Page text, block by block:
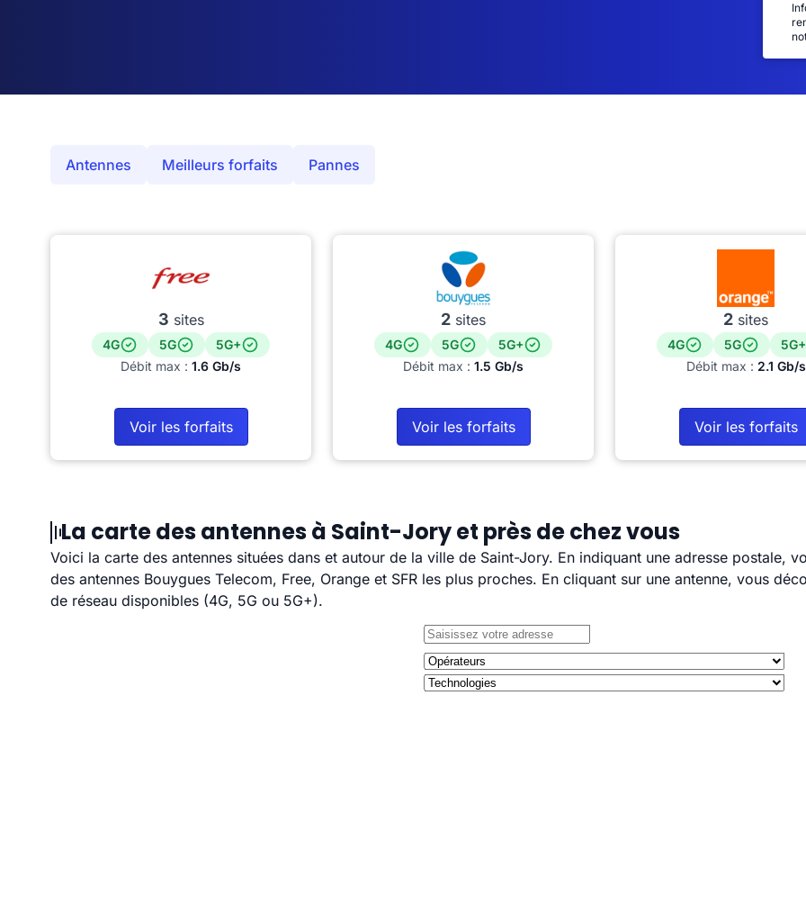
Antennes Meilleurs forfaits Pannes
3 sites
4G 5G
5G+
Débit max : 1.6 Gb/s
Voir les forfaits
2 sites
4G 5G
5G+
Débit max : 1.5 Gb/s
Voir les forfaits
2 sites
4G 5G
5G+
Débit max : 2.1 Gb/s
Voir les forfaits
La carte des antennes à Saint-Jory et près de chez vous
Voici la carte des antennes situées dans et autour de la ville de Saint-Jory. En indiquant une adresse postale,
des antennes Bouygues Telecom, Free, Orange et SFR les plus proches. En cliquant sur une antenne, vous
de réseau disponibles (4G, 5G ou 5G+).